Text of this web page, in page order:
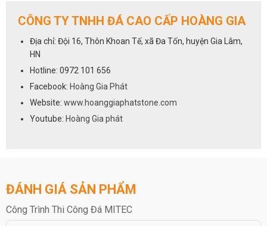
CÔNG TY TNHH ĐÁ CAO CẤP HOÀNG GIA
Địa chỉ: Đội 16, Thôn Khoan Tế, xã Đa Tốn, huyện Gia Lâm,
HN
Hotline: 0972 101 656
Facebook: Hoàng Gia Phát
Website: www.hoanggiaphatstone.com
Youtube: Hoàng Gia phát
ĐÁNH GIÁ SẢN PHẨM
Công Trình Thi Công Đá MITEC